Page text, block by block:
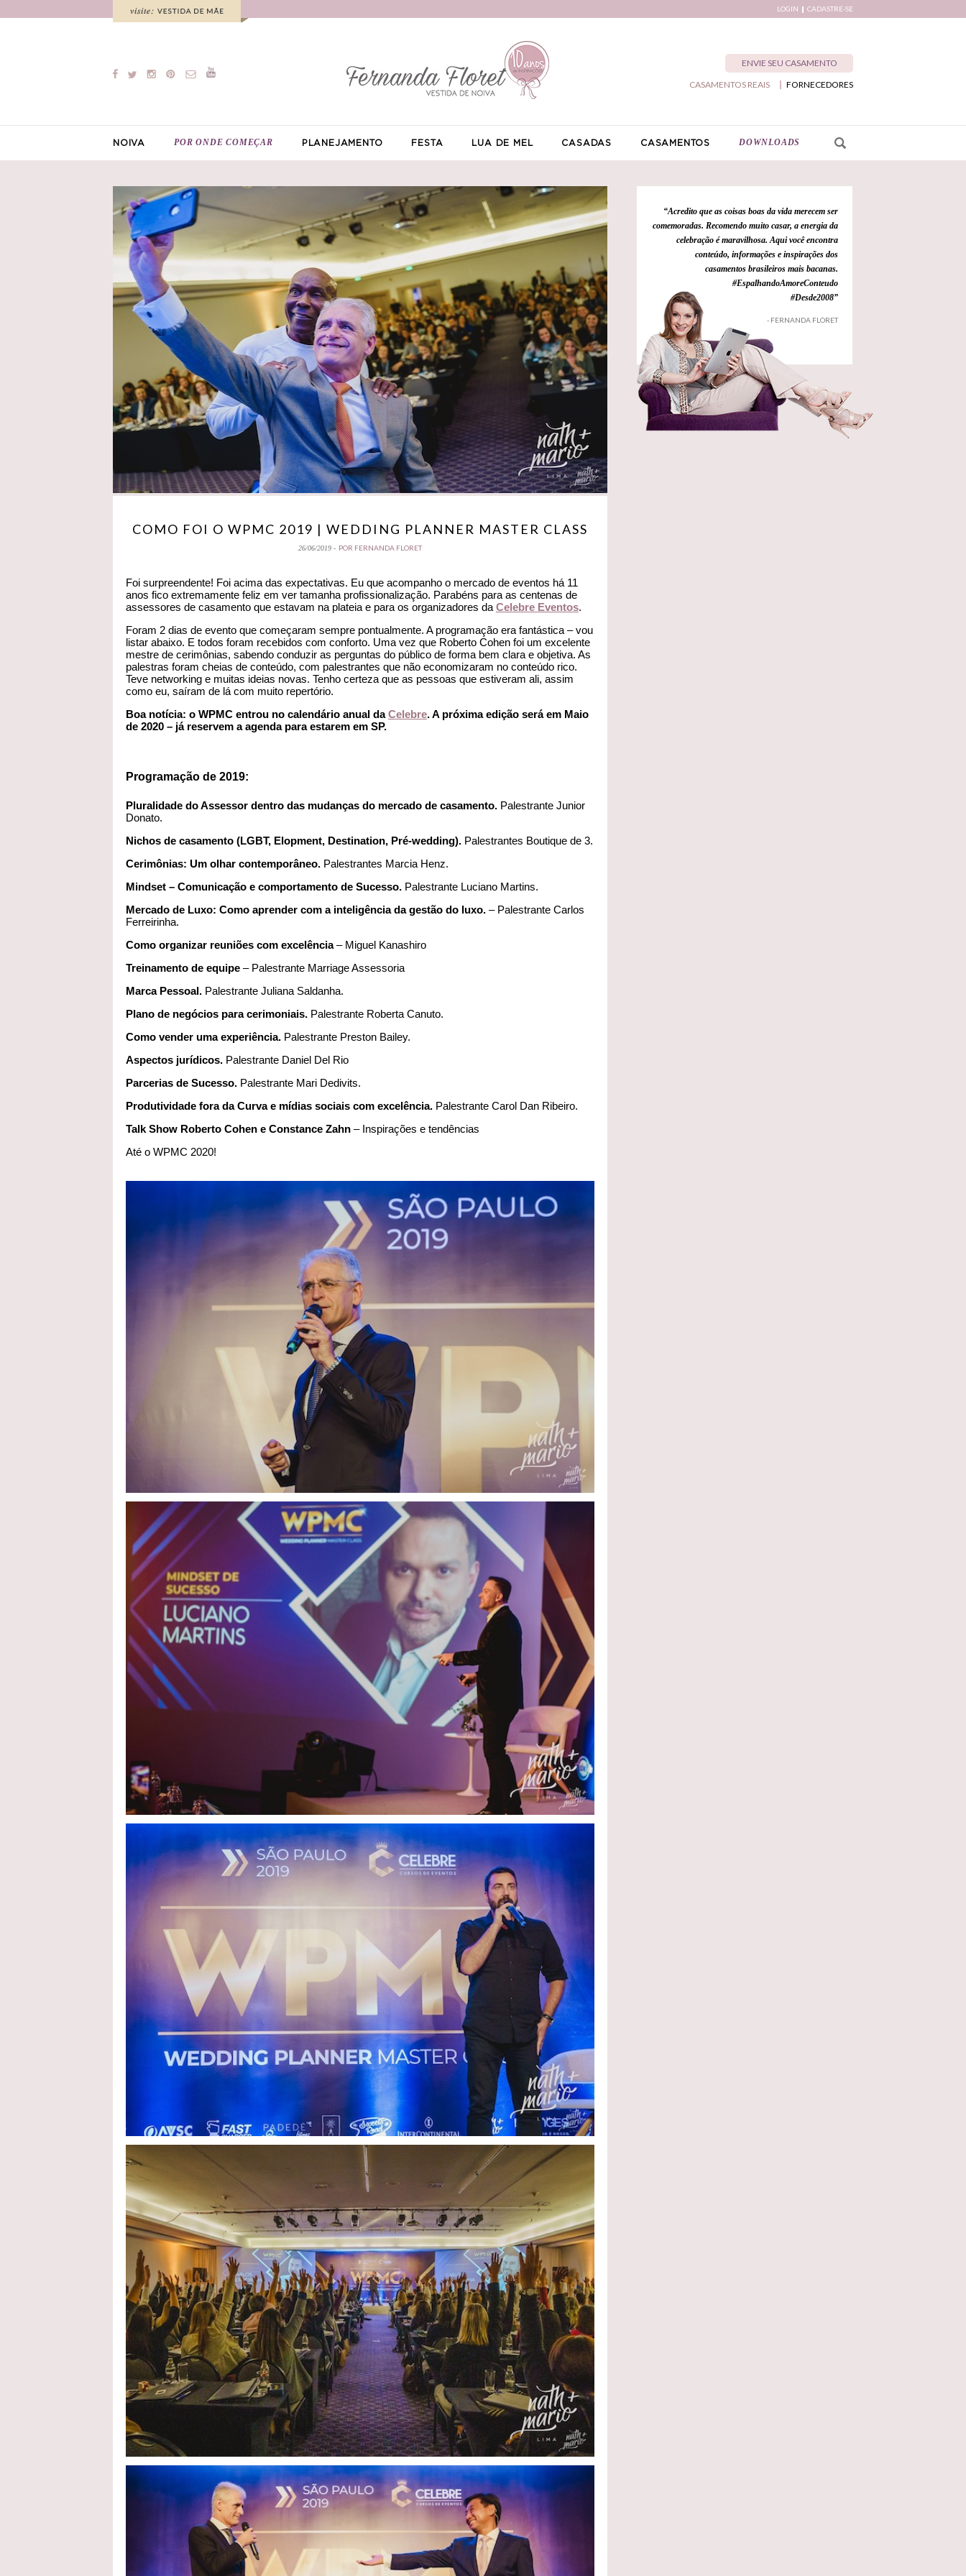
LOGIN CADASTRE-SE
ENVIE SEU CASAMENTO
FORNECEDORES
CASAMENTOS REAIS
NOIVA POR ONDE COMEÇAR PLANEJAMENTO FESTA LUA DE MEL CASADAS CASAMENTOS DOWNLOADS
COMO FOI O WPMC 2019 | WEDDING PLANNER MASTER CLASS
26/06/2019 - POR FERNANDA FLORET
Foi surpreendente! Foi acima das expectativas. Eu que acompanho o mercado de eventos há 11
anos fico extremamente feliz em ver tamanha profissionalização. Parabéns para as centenas de
assessores de casamento que estavam na plateia e para os organizadores da Celebre Eventos.
Foram 2 dias de evento que começaram sempre pontualmente. A programação era fantástica – vou
listar abaixo. E todos foram recebidos com conforto. Uma vez que Roberto Cohen foi um excelente
mestre de cerimônias, sabendo conduzir as perguntas do público de forma bem clara e objetiva. As
palestras foram cheias de conteúdo, com palestrantes que não economizaram no conteúdo rico.
Teve networking e muitas ideias novas. Tenho certeza que as pessoas que estiveram ali, assim
como eu, saíram de lá com muito repertório.
Boa notícia: o WPMC entrou no calendário anual daCelebre. A próxima edição será em Maio
de 2020 – já reservem a agenda para estarem em SP.
Programação de 2019:
Pluralidade do Assessor dentro das mudanças do mercado de casamento. Palestrante Junior
Donato.
Nichos de casamento (LGBT, Elopment, Destination, Pré-wedding). Palestrantes Boutique de 3.
Cerimônias: Um olhar contemporâneo. Palestrantes Marcia Henz.
Mindset – Comunicação e comportamento de Sucesso. Palestrante Luciano Martins.
Mercado de Luxo: Como aprender com a inteligência da gestão do luxo. – Palestrante Carlos
Ferreirinha.
Como organizar reuniões com excelência– Miguel Kanashiro
Treinamento de equipe – Palestrante Marriage Assessoria
Marca Pessoal. Palestrante Juliana Saldanha.
Plano de negócios para cerimoniais. Palestrante Roberta Canuto.
Como vender uma experiência. Palestrante Preston Bailey.
Aspectos jurídicos. Palestrante Daniel Del Rio
Parcerias de Sucesso. Palestrante Mari Dedivits.
Produtividade fora da Curva e mídias sociais com excelência. Palestrante Carol Dan Ribeiro.
Talk Show Roberto Cohen e Constance Zahn – Inspirações e tendências
Até o WPMC 2020!
“Acredito que as coisas boas da vida merecem ser
comemoradas. Recomendo muito casar, a energia da
celebração é maravilhosa. Aqui você encontra
conteúdo, informações e inspirações dos
casamentos brasileiros mais bacanas.
#EspalhandoAmoreConteudo
#Desde2008”
- FERNANDA FLORET